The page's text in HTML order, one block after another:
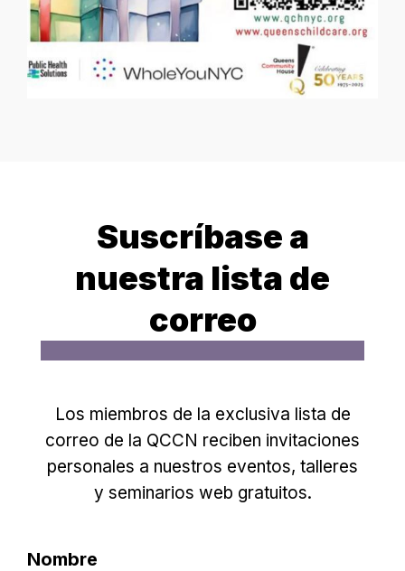
Suscríbase a
nuestra lista de
correo
Los miembros de la exclusiva lista de
correo de la QCCN reciben invitaciones
personales a nuestros eventos, talleres
y seminarios web gratuitos.
Nombre